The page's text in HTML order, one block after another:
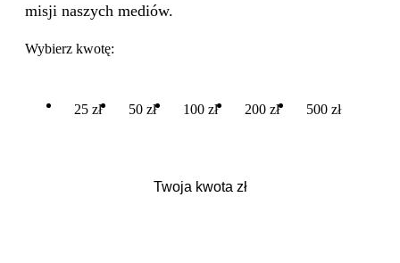
misji naszych mediów.
Wybierz kwotę:
25 zł 50 zł 100 zł 200 zł 500 zł